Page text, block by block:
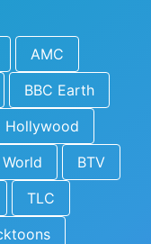
AMC
BBC Earth
Hollywood
BTV
TLC